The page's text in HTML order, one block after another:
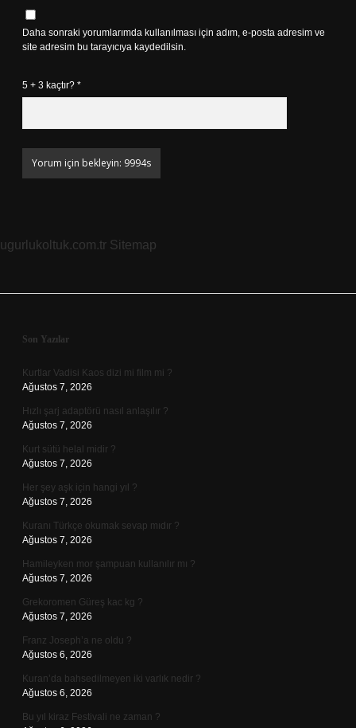
Daha sonraki yorumlarımda kullanılması için adım, e-posta adresim ve
site adresim bu tarayıcıya kaydedilsin.
5 + 3 kaçtır? *
ugurlukoltuk.com.tr Sitemap
Sidebar
Son Yazılar
Kurtlar Vadisi Kaos dizi mi film mi ?
Ağustos 7, 2026
Hızlı şarj adaptörü nasıl anlaşılır ?
Ağustos 7, 2026
Kurt sütü helal midir ?
Ağustos 7, 2026
Her şey aşk için hangi yıl ?
Ağustos 7, 2026
Kuranı Türkçe okumak sevap mıdır ?
Ağustos 7, 2026
Hamileyken mor şampuan kullanılır mı ?
Ağustos 7, 2026
Grekoromen Güreş kac kg ?
Ağustos 7, 2026
Franz Joseph’a ne oldu ?
Ağustos 6, 2026
Kuran’da bahsedilmeyen iki varlık nedir ?
Ağustos 6, 2026
Bu yıl kiraz Festivali ne zaman ?